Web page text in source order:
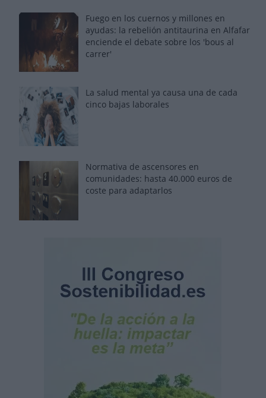
Fuego en los cuernos y millones en
ayudas: la rebelión antitaurina en Alfafar
enciende el debate sobre los 'bous al
carrer'
La salud mental ya causa una de cada
cinco bajas laborales
Normativa de ascensores en
comunidades: hasta 40.000 euros de
coste para adaptarlos